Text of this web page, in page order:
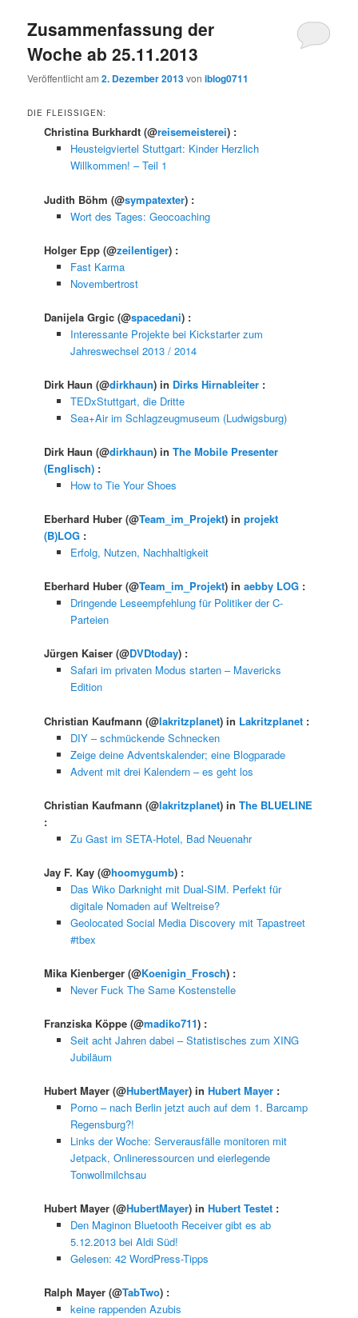
Zusammenfassung der
Woche ab 25.11.2013
Veröffentlicht am2. Dezember 2013voniblog0711
DIE FLEISSIGEN:
Christina Burkhardt(@reisemeisterei) :
Heusteigviertel Stuttgart: Kinder Herzlich
Willkommen! – Teil 1
Judith Böhm(@sympatexter) :
Wort des Tages: Geocoaching
Holger Epp(@zeilentiger) :
Fast Karma
Novembertrost
Danijela Grgic(@spacedani) :
Interessante Projekte bei Kickstarter zum
Jahreswechsel 2013 / 2014
Dirk Haun(@dirkhaun) in Dirks Hirnableiter :
TEDxStuttgart, die Dritte
Sea+Air im Schlagzeugmuseum (Ludwigsburg)
Dirk Haun(@dirkhaun) inThe Mobile Presenter
(Englisch) :
How to Tie Your Shoes
Eberhard Huber(@Team_im_Projekt) inprojekt
(B)LOG :
Erfolg, Nutzen, Nachhaltigkeit
Eberhard Huber(@Team_im_Projekt) inaebby LOG :
Dringende Leseempfehlung für Politiker der C-
Parteien
Jürgen Kaiser(@DVDtoday) :
Safari im privaten Modus starten – Mavericks
Edition
Christian Kaufmann(@lakritzplanet) in Lakritzplanet :
DIY – schmückende Schnecken
Zeige deine Adventskalender; eine Blogparade
Advent mit drei Kalendern – es geht los
Christian Kaufmann(@lakritzplanet) inThe BLUELINE
:
Zu Gast im SETA-Hotel, Bad Neuenahr
Jay F. Kay(@hoomygumb) :
Das Wiko Darknight mit Dual-SIM. Perfekt für
digitale Nomaden auf Weltreise?
Geolocated Social Media Discovery mit Tapastreet
#tbex
Mika Kienberger(@Koenigin_Frosch) :
Never Fuck The Same Kostenstelle
Franziska Köppe(@madiko711) :
Seit acht Jahren dabei – Statistisches zum XING
Jubiläum
Hubert Mayer(@HubertMayer) inHubert Mayer :
Porno – nach Berlin jetzt auch auf dem 1. Barcamp
Regensburg?!
Links der Woche: Serverausfälle monitoren mit
Jetpack, Onlineressourcen und eierlegende
Tonwollmilchsau
Hubert Mayer(@HubertMayer) inHubert Testet :
Den Maginon Bluetooth Receiver gibt es ab
5.12.2013 bei Aldi Süd!
Gelesen: 42 WordPress-Tipps
Ralph Mayer(@TabTwo) :
keine rappenden Azubis